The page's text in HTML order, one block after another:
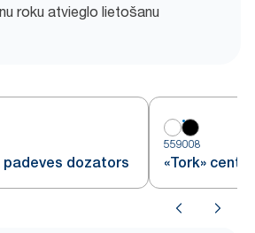
roku atvieglo lietošanu
padeves dozators
559008
«Tork»